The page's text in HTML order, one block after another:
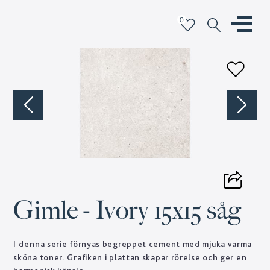
0
Gimle - Ivory 15x15 såg
I denna serie förnyas begreppet cement med mjuka varma
sköna toner. Grafiken i plattan skapar rörelse och ger en